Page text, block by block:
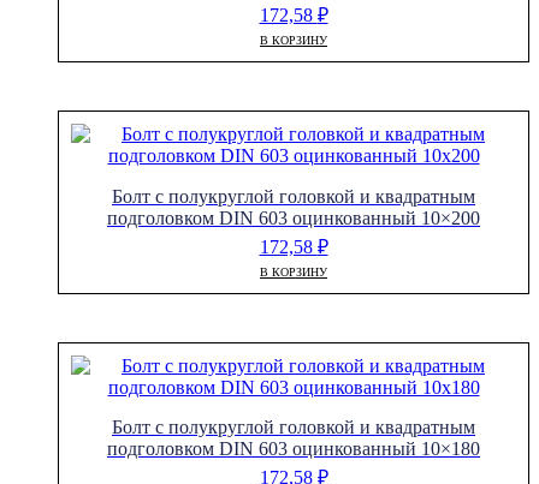
172,58 ₽
В КОРЗИНУ
Болт с полукруглой головкой и квадратным
подголовком DIN 603 оцинкованный 10×200
172,58 ₽
В КОРЗИНУ
Болт с полукруглой головкой и квадратным
подголовком DIN 603 оцинкованный 10×180
172,58 ₽